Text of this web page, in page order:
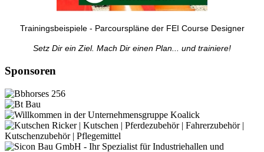
Trainingsbeispiele - Parcourspläne der FEI Course Designer
Setz Dir ein Ziel. Mach Dir einen Plan... und trainiere!
Sponsoren